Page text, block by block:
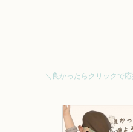
＼良かったらクリックで